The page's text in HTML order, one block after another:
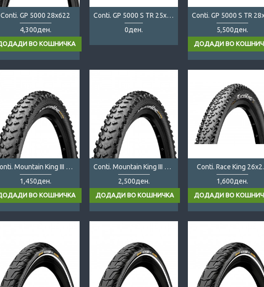
Conti. GP 5000 28x622
4,300ден.
Conti. GP 5000 S TR 25x622
0ден.
5,500ден.
Conti. Mountain King III 29x2.3
1,450ден.
Conti. Mountain King III TR 29x2.3 folding
2,500ден.
Conti. Race King
1,600ден.